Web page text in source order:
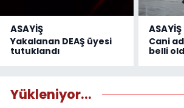
ASAYİŞ
Yakalanan DEAŞ üyesi
tutuklandı
ASAYİŞ
Cani
belli
Yükleniyor...